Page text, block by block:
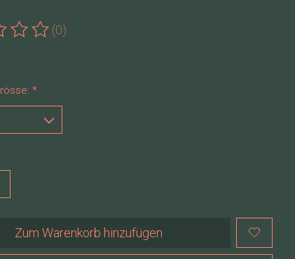
dieses Produkts ist
(0)
*
Zum Warenkorb hinzufügen